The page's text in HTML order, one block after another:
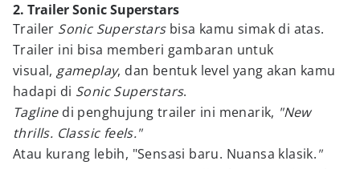
2. Trailer Sonic Superstars
Trailer Sonic Superstars bisa kamu simak di atas.
Trailer ini bisa memberi gambaran untuk
visual, gameplay, dan bentuk level yang akan kamu
hadapi di Sonic Superstars.
Tagline di penghujung trailer ini menarik, "New
thrills. Classic feels."
Atau kurang lebih, "Sensasi baru. Nuansa klasik."